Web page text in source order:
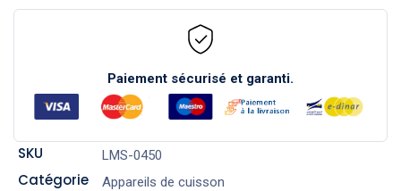
Paiement sécurisé et garanti.
SKU LMS-0450
Catégorie Appareils de cuisson